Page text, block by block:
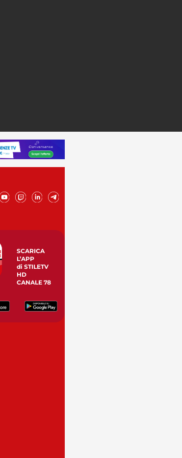
SCARICA
L’APP
di STILETV
HD
CANALE 78